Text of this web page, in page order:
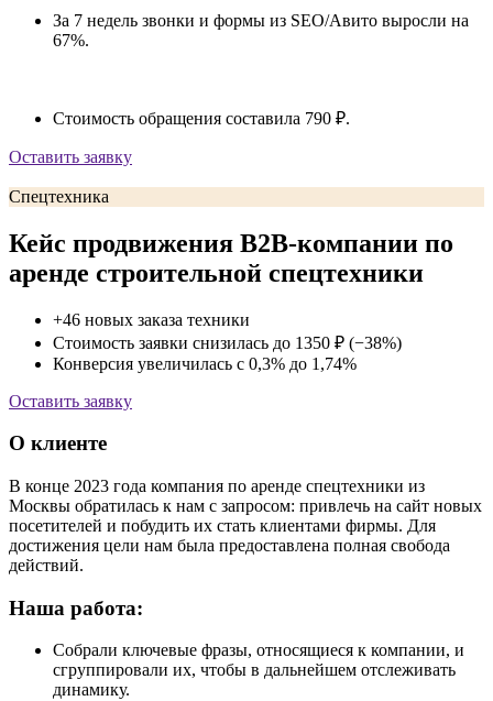
За 7 недель звонки и формы из SEO/Авито выросли на
67%.
Стоимость обращения составила 790 ₽.
Оставить заявку
Спецтехника
Кейс продвижения B2B-компании по
аренде строительной спецтехники
+46 новых заказа техники
Стоимость заявки снизилась до 1350 ₽ (−38%)
Конверсия увеличилась с 0,3% до 1,74%
Оставить заявку
О клиенте
В конце 2023 года компания по аренде спецтехники из
Москвы обратилась к нам с запросом: привлечь на сайт новых
посетителей и побудить их стать клиентами фирмы. Для
достижения цели нам была предоставлена полная свобода
действий.
Наша работа:
Собрали ключевые фразы, относящиеся к компании, и
сгруппировали их, чтобы в дальнейшем отслеживать
динамику.